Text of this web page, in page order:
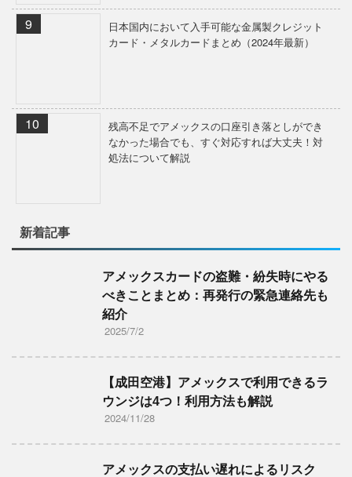
日本国内において入手可能な金属製クレジット
カード・メタルカードまとめ（2024年最新）
残高不足でアメックスの口座引き落としができ
なかった場合でも、すぐ対応すれば大丈夫！対
処法について解説
新着記事
アメックスカードの盗難・紛失時にやる
べきことまとめ：再発行の緊急連絡先も
紹介
2025/7/2
【成田空港】アメックスで利用できるラ
ウンジは4つ！利用方法も解説
2024/11/28
アメックスの支払い遅れによるリスク